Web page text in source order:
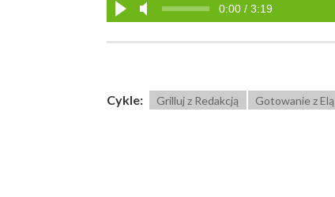
0:00 / 3:19
Cykle: Grilluj z Redakcją Gotowanie z Elą